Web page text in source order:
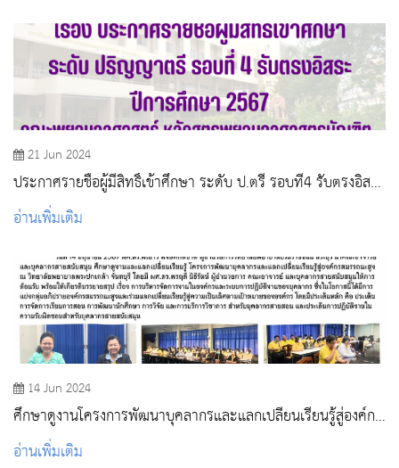
21 Jun 2024
ประกาศรายชื่อผู้มีสิทธิ์เข้าศึกษา ระดับ ป.ตรี รอบที่4 รับตรงอิสระ
ปีการศึกษา 2567
อ่านเพิ่มเติม
14 Jun 2024
ศึกษาดูงานโครงการพัฒนาบุคลากรและแลกเปลี่ยนเรียนรู้สู่องค์กร
สมรรถนะสูง ณ วิทยาลัยพยาบาลพระปกเกล้า จันทบุรี
อ่านเพิ่มเติม